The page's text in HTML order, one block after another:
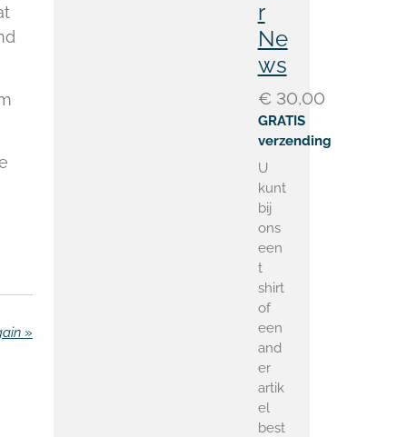
»
r
Ne
ws
€ 30,00
GRATIS
verzending
U
kunt
bij
ons
een
t
shirt
of
een
and
er
artik
el
best